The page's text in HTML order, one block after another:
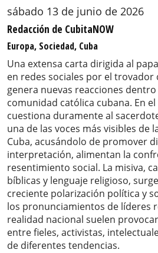
sábado 13 de junio de 2026
Redacción de CubitaNOW
Europa, Sociedad, Cuba
Una extensa carta dirigida al
en redes sociales por el trovador
genera nuevas reacciones
comunidad católica cubana. En
cuestiona duramente al
una de las voces más visibles de
Cuba, acusándolo de promover
interpretación, alimentan la
resentimiento social. La misiva,
bíblicas y lenguaje religioso,
creciente polarización política y
los pronunciamientos de líderes
realidad nacional suelen
entre fieles, activistas,
de diferentes tendencias.